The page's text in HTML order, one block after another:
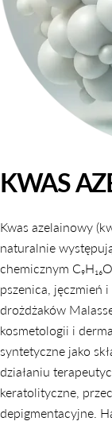
KWAS
Kwas azelainowy
naturalnie
chemicznym
pszenica, jęczmień
drożdżaków
kosmetologii i
syntetyczne jako
działaniu
keratolityczne,
depigmentacyjne.